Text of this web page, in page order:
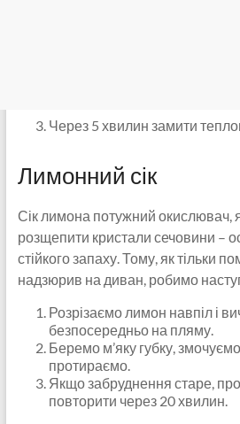
Через 5 хвилин замити
Лимонний сік
Сік лимона потужний окислювач,
розщепити кристали сечовини –
стійкого запаху. Тому, як тільки
надзюрив на диван, робимо
Розрізаємо лимон навпіл і
безпосередньо на пляму.
Беремо м’яку губку, змочуємо
протираємо.
Якщо забруднення старе,
повторити через 20 хвилин.